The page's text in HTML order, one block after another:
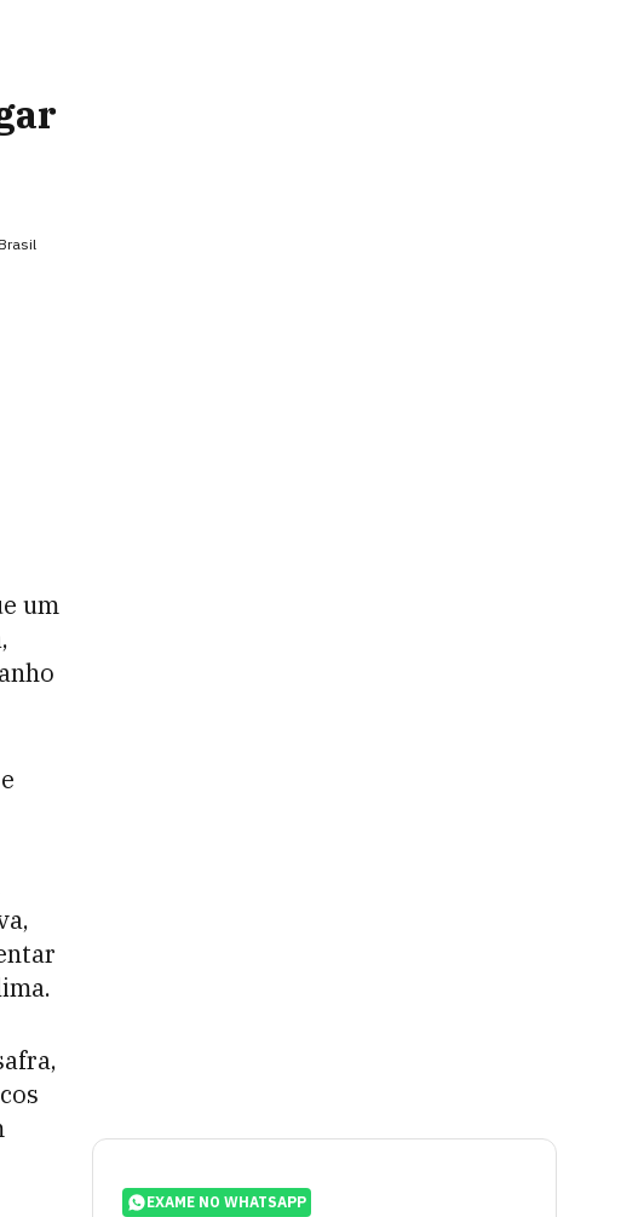
um
EXAME NO WHATSAPP